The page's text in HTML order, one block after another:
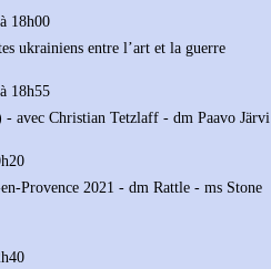
18h00
ukrainiens entre l’art et la guerre
18h55
avec Christian Tetzlaff - dm Paavo Järvi
Provence 2021 - dm Rattle - ms Stone